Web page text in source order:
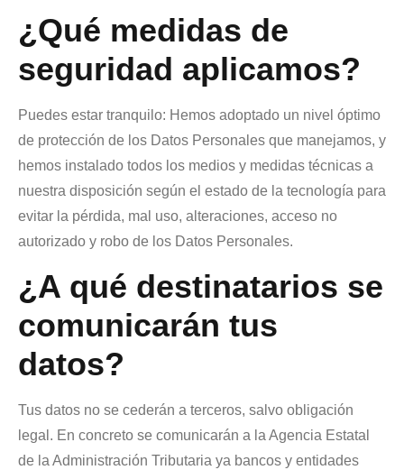
¿Qué medidas de
seguridad aplicamos?
Puedes estar tranquilo: Hemos adoptado un nivel óptimo
de protección de los Datos Personales que manejamos, y
hemos instalado todos los medios y medidas técnicas a
nuestra disposición según el estado de la tecnología para
evitar la pérdida, mal uso, alteraciones, acceso no
autorizado y robo de los Datos Personales.
¿A qué destinatarios se
comunicarán tus
datos?
Tus datos no se cederán a terceros, salvo obligación
legal. En concreto se comunicarán a la Agencia Estatal
de la Administración Tributaria ya bancos y entidades